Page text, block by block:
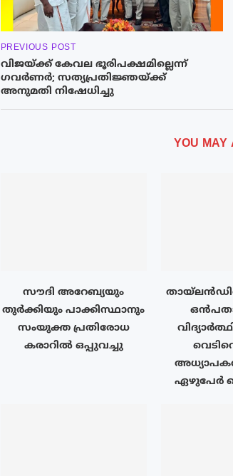
PREVIOUS POST
വിജയ്ക്ക് കേവല ഭൂരിപക്ഷമില്ലെന്ന്
ഗവർണർ; സത്യപ്രതിജ്ഞയ്ക്ക്
അനുമതി നിഷേധിച്ചു
YOU MAY
സൗദി അറേബ്യയും
തുർക്കിയും പാക്കിസ്ഥാനും
സംയുക്ത പ്രതിരോധ
കരാറിൽ ഒപ്പുവച്ചു
ഏഴുപേർ